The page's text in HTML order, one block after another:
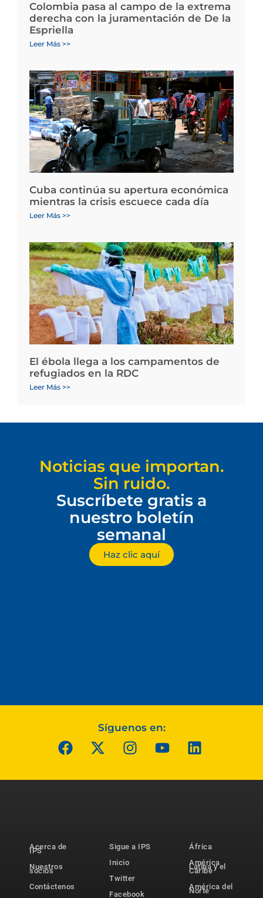
Colombia pasa al campo de la extrema
derecha con la juramentación de De la
Espriella
Leer Más >>
Cuba continúa su apertura económica
mientras la crisis escuece cada día
Leer Más >>
El ébola llega a los campamentos de
refugiados en la RDC
Leer Más >>
Noticias que importan.
Sin ruido.
Suscríbete gratis a
nuestro boletín
semanal
Haz clic aquí
Síguenos en:
Acerca de
IPS
Nuestros
socios
Contáctenos
Sigue a IPS
Inicio
Twitter
Facebook
África
América
Latina y el
Caribe
América del
Norte